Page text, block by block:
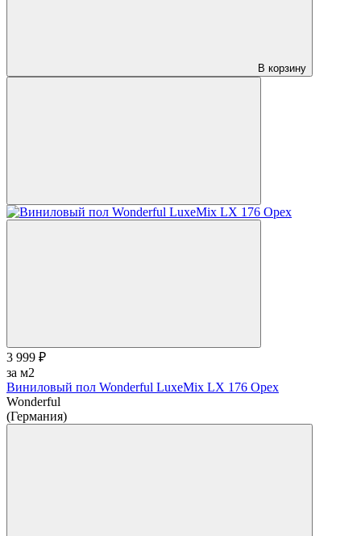
В корзину
3 999 ₽
за м2
Виниловый пол Wonderful LuxeMix LX 176 Opex
Wonderful
(Германия)